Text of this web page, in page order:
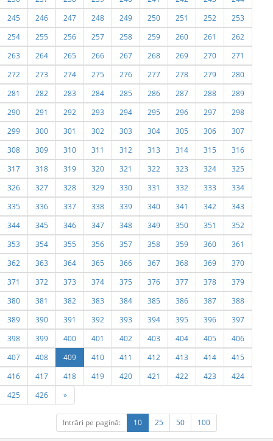
245
246 247 248 249 250 251 252
253
254
255 256 257 258 259 260 261
262
263
264 265 266 267 268 269 270
271
272
273 274 275 276 277 278 279
280
281
282 283 284 285 286 287 288
289
290
291 292 293 294 295 296 297
298
299
300 301 302 303 304 305 306
307
308
309 310 311 312 313 314 315
316
317
318 319 320 321 322 323 324
325
326
327 328 329 330 331 332 333
334
335
336 337 338 339 340 341 342
343
344
345 346 347 348 349 350 351
352
353
354 355 356 357 358 359 360
361
362
363 364 365 366 367 368 369
370
371
372 373 374 375 376 377 378
379
380
381 382 383 384 385 386 387
388
389
390 391 392 393 394 395 396
397
398
399 400 401 402 403 404 405
406
407
408 409 410 411 412 413 414
415
416
417 418 419 420 421 422 423
424
425
426 »
Intrări pe pagină: 10 25 50 100